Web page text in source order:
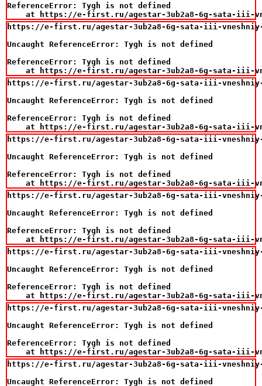
ReferenceError: Tygh is not defined
at https://e-first.ru/agestar-3ub2a8-6g-sata-
https://e-first.ru/agestar-3ub2a8-6g-sata-iii-vneshniy-
Uncaught ReferenceError: Tygh is not defined
ReferenceError: Tygh is not defined
at https://e-first.ru/agestar-3ub2a8-6g-sata-
https://e-first.ru/agestar-3ub2a8-6g-sata-iii-vneshniy-
Uncaught ReferenceError: Tygh is not defined
ReferenceError: Tygh is not defined
at https://e-first.ru/agestar-3ub2a8-6g-sata-
https://e-first.ru/agestar-3ub2a8-6g-sata-iii-vneshniy-
Uncaught ReferenceError: Tygh is not defined
ReferenceError: Tygh is not defined
at https://e-first.ru/agestar-3ub2a8-6g-sata-
https://e-first.ru/agestar-3ub2a8-6g-sata-iii-vneshniy-
Uncaught ReferenceError: Tygh is not defined
ReferenceError: Tygh is not defined
at https://e-first.ru/agestar-3ub2a8-6g-sata-
https://e-first.ru/agestar-3ub2a8-6g-sata-iii-vneshniy-
Uncaught ReferenceError: Tygh is not defined
ReferenceError: Tygh is not defined
at https://e-first.ru/agestar-3ub2a8-6g-sata-
https://e-first.ru/agestar-3ub2a8-6g-sata-iii-vneshniy-
Uncaught ReferenceError: Tygh is not defined
ReferenceError: Tygh is not defined
at https://e-first.ru/agestar-3ub2a8-6g-sata-
https://e-first.ru/agestar-3ub2a8-6g-sata-iii-vneshniy-
Uncaught ReferenceError: Tygh is not defined